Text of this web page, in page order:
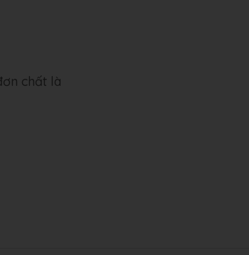
chất là